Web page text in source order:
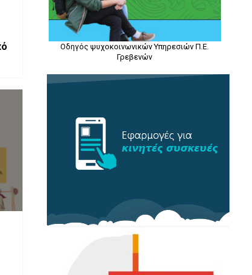
Οδηγός ψυχοκοινωνικών Υπηρεσιών Π.Ε.
Γρεβενών